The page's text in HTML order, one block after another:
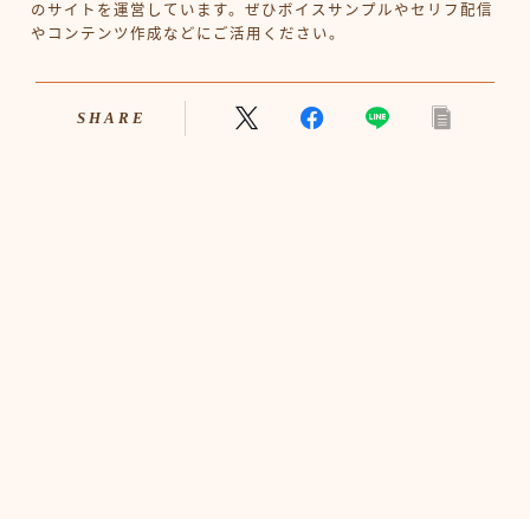
のサイトを運営しています。ぜひボイスサンプルやセリフ配信
やコンテンツ作成などにご活用ください。
SHARE